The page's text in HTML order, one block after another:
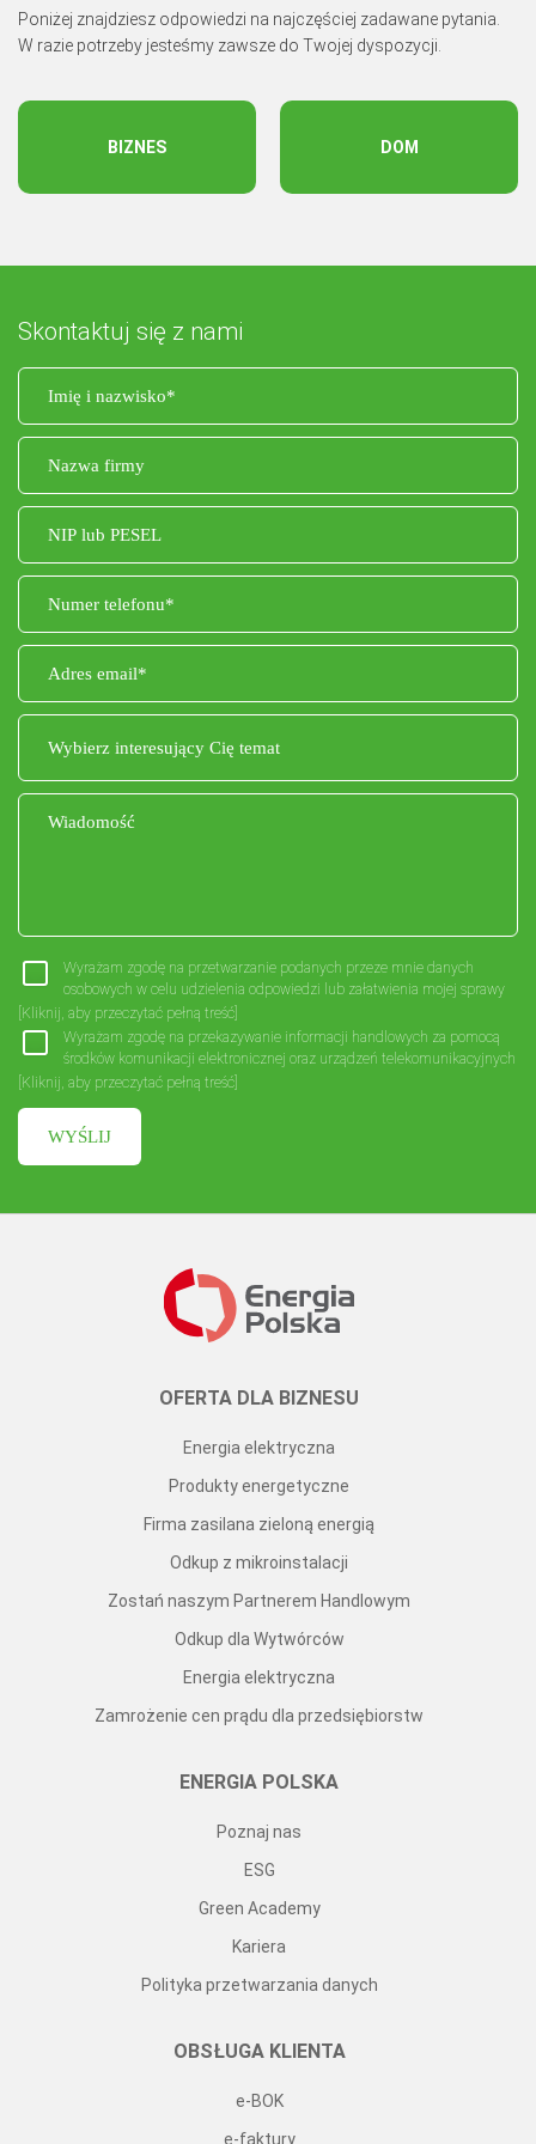
Poniżej znajdziesz odpowiedzi na najczęściej zadawane pytania.
W razie potrzeby jesteśmy zawsze do Twojej dyspozycji.
BIZNES DOM
Skontaktuj się z nami
Wyrażam zgodę na przetwarzanie podanych przeze mnie danych
osobowych w celu udzielenia odpowiedzi lub załatwienia mojej sprawy
przez administratora.
[Kliknij, aby przeczytać pełną treść]
Wyrażam zgodę na przekazywanie informacji handlowych za pomocą
środków komunikacji elektronicznej oraz urządzeń telekomunikacyjnych
przez Energia Polska Sp. z o.o. zgodnie z postanowieniami ustawy z
ustawy z dnia 16 lipca 2004r. Prawo telekomunikacyjne. Wysyłając
wiadomość poprzez formularz kontaktowy, akceptujesz naszą
prywatności.
[Kliknij, aby przeczytać pełną treść]
OFERTA DLA BIZNESU
Energia elektryczna
Produkty energetyczne
Firma zasilana zieloną energią
Odkup z mikroinstalacji
Zostań naszym Partnerem Handlowym
Odkup dla Wytwórców
Energia elektryczna
Zamrożenie cen prądu dla przedsiębiorstw
ENERGIA POLSKA
Poznaj nas
ESG
Green Academy
Kariera
Polityka przetwarzania danych
OBSŁUGA KLIENTA
e-BOK
e-faktury